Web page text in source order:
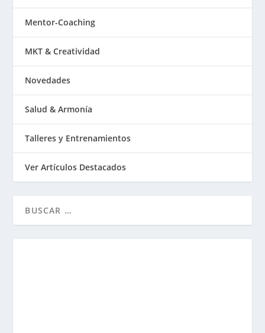
Mentor-Coaching
MKT & Creatividad
Novedades
Salud & Armonía
Talleres y Entrenamientos
Ver Artículos Destacados